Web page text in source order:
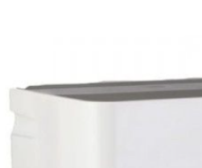
Mono Split